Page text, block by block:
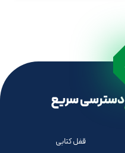
دسترسی سریع
قفل کتابی